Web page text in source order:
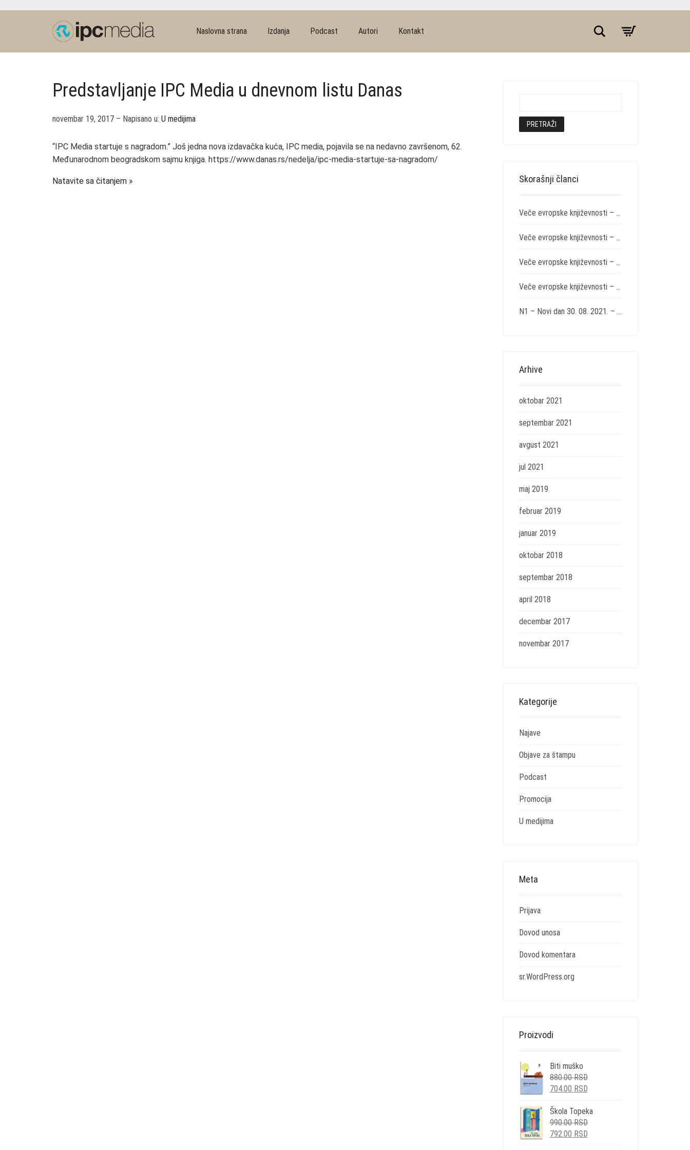
Naslovna strana Izdanja Podcast Autori Kontakt Pretraživanje
Predstavljanje IPC Media u dnevnom listu Danas
novembar 19, 2017 – Napisano u: U medijima
“IPC Media startuje s nagradom.” Još jedna nova izdavačka kuća, IPC media, pojavila se na nedavno završenom, 62.
Međunarodnom beogradskom sajmu knjiga. https://www.danas.rs/nedelja/ipc-media-startuje-sa-nagradom/
Natavite sa čitanjem Skorašnji članci
Veče evropske književnosti – KC Grad, 31. oktobar 2021. – „Svirepost“ Nikole Lađoje i „Izabrane drame“ Juna Fosea
Veče evropske književnosti – KC Grad, 31. oktobar 2021. – „Na kočijama Svetog Ilije“ Endrea Adija
Veče evropske književnosti – KC Grad, 31. oktobar 2021. – „Sedam komedija“ Tita Makcija Plauta
Veče evropske književnosti – KC Grad, 31. oktobar 2021. – „Istočno od Zapada“ Miroslava Penkova
N1 – Novi dan 30. 08. 2021. – gosti Marćin Viha i Aleksandar Božić
Arhive
oktobar 2021
septembar 2021
avgust 2021
jul 2021
maj 2019
februar 2019
januar 2019
oktobar 2018
septembar 2018
april 2018
decembar 2017
novembar 2017
Kategorije
Najave
Objave za štampu
Podcast
Promocija
U medijima
Meta
Prijava
Dovod unosa
Dovod komentara
sr.WordPress.org
Proizvodi
Biti muško
880.00RSD
BILA:
704.00 RSD
JE:
Škola Topeka
990.00RSD
792.00 RSD